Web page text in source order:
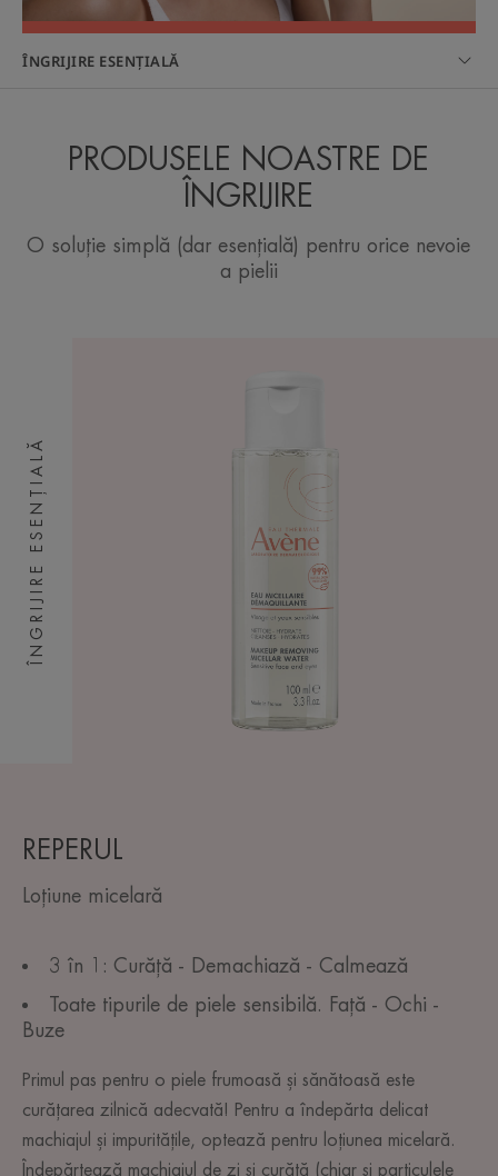
ÎNGRIJIRE ESENȚIALĂ
PRODUSELE NOASTRE DE
ÎNGRIJIRE
O soluție simplă (dar esențială) pentru orice nevoie
a pielii
ÎNGRIJIRE ESENȚIALĂ
REPERUL
Loțiune micelară
3 în 1: Curăță - Demachiază - Calmează
Toate tipurile de piele sensibilă. Față - Ochi -
Buze
Primul pas pentru o piele frumoasă și sănătoasă este
curățarea zilnică adecvată! Pentru a îndepărta delicat
machiajul și impuritățile, optează pentru loțiunea micelară.
Îndepărtează machiajul de zi și curăță (chiar și particulele